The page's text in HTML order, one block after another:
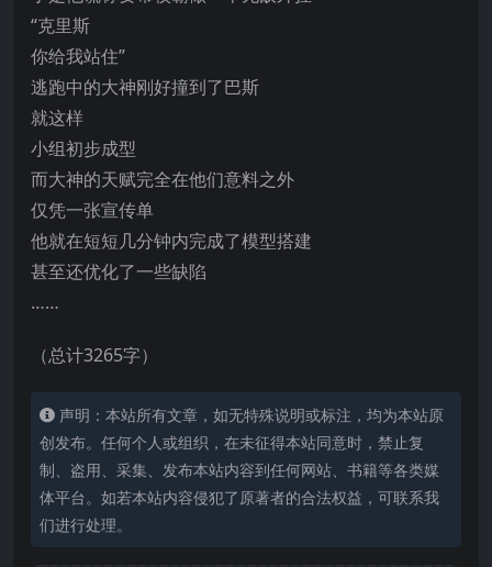
“克里斯
你给我站住”
逃跑中的大神刚好撞到了巴斯
就这样
小组初步成型
而大神的天赋完全在他们意料之外
仅凭一张宣传单
他就在短短几分钟内完成了模型搭建
甚至还优化了一些缺陷
……
（总计3265字）
声明：本站所有文章，如无特殊说明或标注，均为本站原
创发布。任何个人或组织，在未征得本站同意时，禁止复
制、盗用、采集、发布本站内容到任何网站、书籍等各类媒
体平台。如若本站内容侵犯了原著者的合法权益，可联系我
们进行处理。